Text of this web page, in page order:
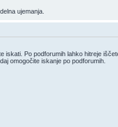
ujemanja.
iskati. Po podforumih lahko hitreje
omogočite iskanje po podforumih.